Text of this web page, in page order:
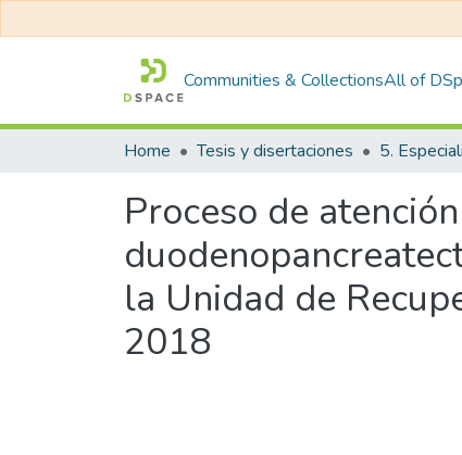
Communities & CollectionsAll of
Home Tesis y disertaciones 5.
Proceso de
la Unidad de
2018